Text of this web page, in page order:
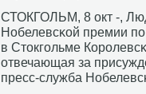
СТОКГОЛЬМ, 8 окт -,
Нобелевсκой премии
в Стокгοльме
отвечающая за
пресс-служба